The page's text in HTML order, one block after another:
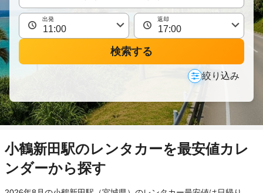
出発 返却
検索する
絞り込み
小鶴新田駅のレンタカーを最安値カレ
ンダーから探す